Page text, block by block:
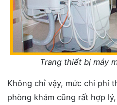
Trang thiết bị máy
Không chỉ vậy, mức chi phí
phòng khám cũng rất hợp